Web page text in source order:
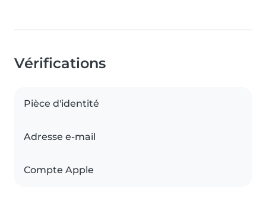
Vérifications
Pièce d'identité
Adresse e-mail
Compte Apple